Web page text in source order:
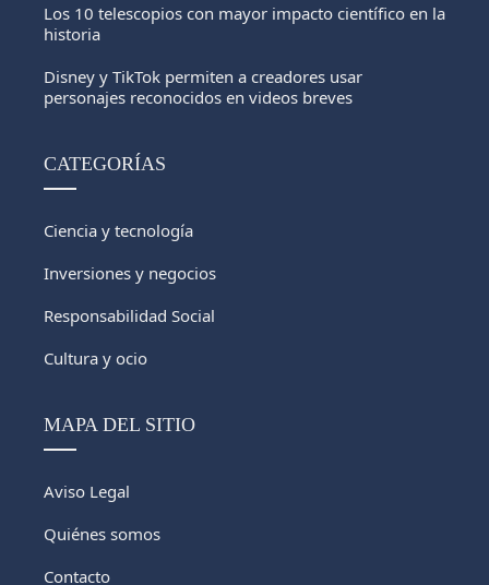
Los 10 telescopios con mayor impacto científico en la
historia
Disney y TikTok permiten a creadores usar
personajes reconocidos en videos breves
CATEGORÍAS
Ciencia y tecnología
Inversiones y negocios
Responsabilidad Social
Cultura y ocio
MAPA DEL SITIO
Aviso Legal
Quiénes somos
Contacto